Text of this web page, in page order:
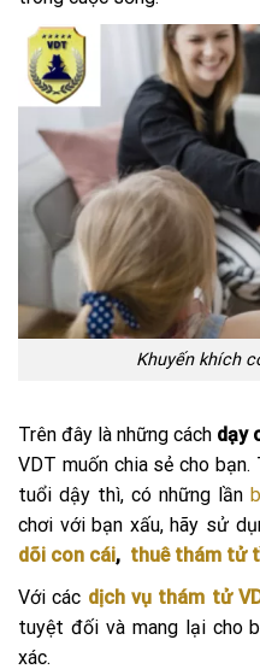
Khuyến khích
Trên đây là những cách dạy
VDT muốn chia sẻ cho bạn.
tuổi dậy thì, có những lần
chơi với bạn xấu, hãy sử
dõi con cái, thuê thám tử
Với các dịch vụ thám tử
tuyệt đối và mang lại cho
xác.